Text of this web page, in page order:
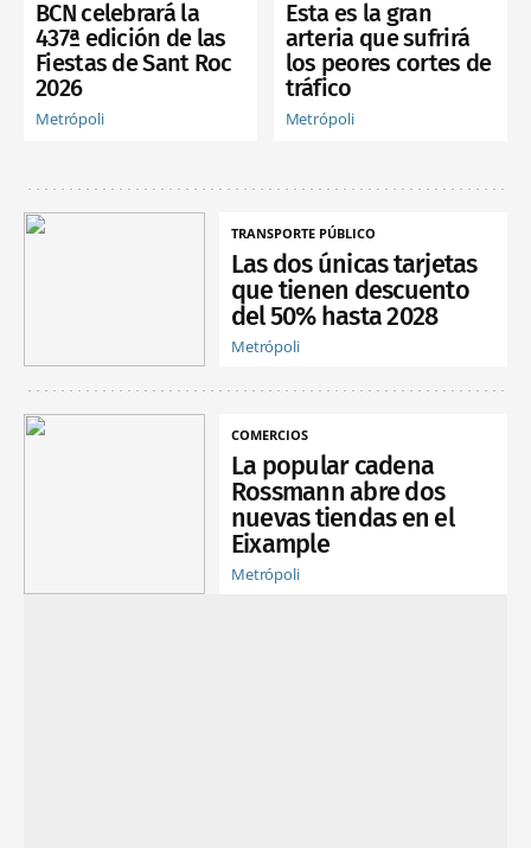
BCN celebrará la
437ª edición de las
Fiestas de Sant Roc
2026
Metrópoli
Esta es la gran
arteria que sufrirá
los peores cortes de
tráfico
Metrópoli
TRANSPORTE PÚBLICO
Las dos únicas tarjetas
que tienen descuento
del 50% hasta 2028
Metrópoli
COMERCIOS
La popular cadena
Rossmann abre dos
nuevas tiendas en el
Eixample
Metrópoli